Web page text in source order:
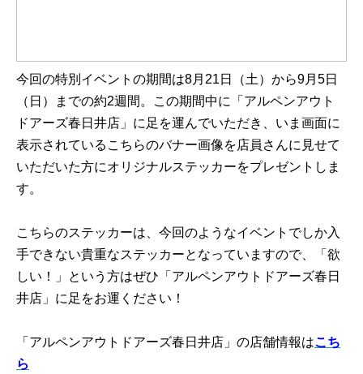
今回の特別イベントの期間は8月21日（土）から9月5日
（日）までの約2週間。この期間中に「アルペンアウト
ドアーズ春日井店」に足を運んでいただき、いま画面に
表示されているこちらのバナー画像を店員さんに見せて
いただいた方にオリジナルステッカーをプレゼントしま
す。
こちらのステッカーは、今回のようなイベントでしか入
手できない貴重なステッカーとなっていますので、「欲
しい！」という方はぜひ「アルペンアウトドアーズ春日
井店」に足をお運ください！
「アルペンアウトドアーズ春日井店」の店舗情報はこち
ら